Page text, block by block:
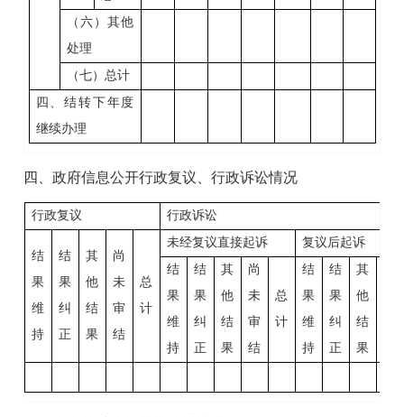
（六）其他
处理
（七）总计
四、结转下年度
继续办理
四、政府信息公开行政复议、行政诉讼情况
行政复议 行政诉讼
结
果
维
持
结
果
纠
正
其
他
结
果
尚
未
审
结
总
计
未经复议直接起诉
复议后起诉
结
果
维
持
结
果
纠
正
其
他
结
果
尚
未
审
结
总
计
结
果
维
持
结
果
纠
正
其
他
结
果